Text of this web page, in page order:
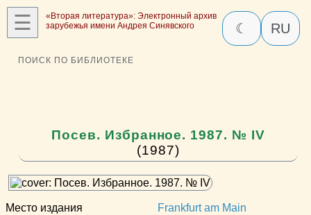
☰
«Вторая литература»: Электронный архив
зарубежья имени Андрея Синявского
☾ RU
ПОИСК ПО БИБЛИОТЕКЕ
Посев. Избранное. 1987. № IV
(1987)
Место издания Frankfurt am Main